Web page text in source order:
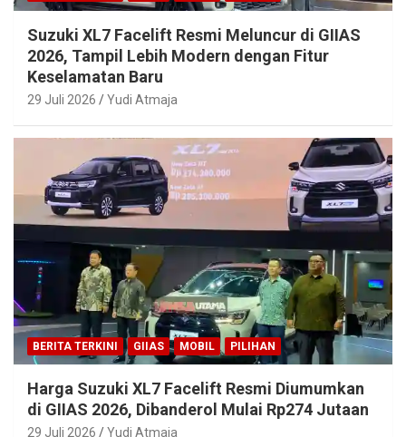
Suzuki XL7 Facelift Resmi Meluncur di GIIAS
2026, Tampil Lebih Modern dengan Fitur
Keselamatan Baru
29 Juli 2026 Yudi Atmaja
BERITA TERKINI GIIAS MOBIL PILIHAN
Harga Suzuki XL7 Facelift Resmi Diumumkan
di GIIAS 2026, Dibanderol Mulai Rp274 Jutaan
29 Juli 2026 Yudi Atmaja